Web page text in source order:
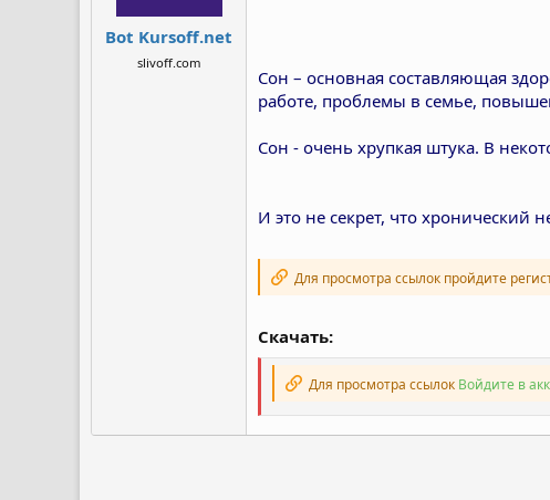
ы
Bot Kursoff.net
slivoff.com
Сон – основная составляющая
работе, проблемы в семье,
Сон - очень хрупкая штука. В
И это не секрет, что хронический
Для просмотра ссылок пройдите
Скачать:
Для просмотра ссылок Войдите в